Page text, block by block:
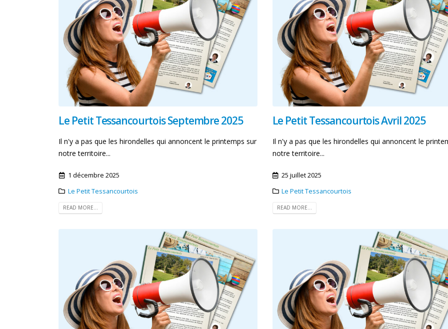
Le Petit Tessancourtois Septembre 2025
Il n'y a pas que les hirondelles qui annoncent le printemps sur
notre territoire...
1 décembre 2025
Le Petit Tessancourtois
READ MORE...
Le Petit Tessancourtois Avril 2025
Il n'y a pas que les hirondelles qui annoncent le
notre territoire...
25 juillet 2025
Le Petit Tessancourtois
READ MORE...
Message d’alerte de la
préfecture des Yvelines
29 juillet 2026
A13 – travaux de
confortement du tube de
Saint Cloud
28 juillet 2026
24 juillet 2026
AVIS AUX ADMINISTRES:
Fermeture annuelle de la
mairie
Message d’alerte
préfecture des
29 juillet 2026
A13 – travaux de
confortement du
Saint Cloud
28 juillet 2026